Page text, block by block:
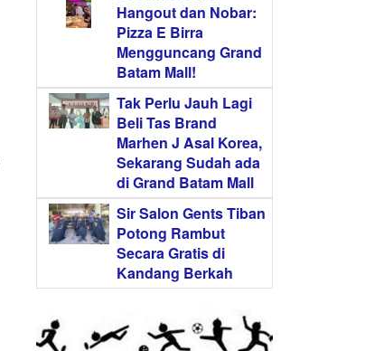
Hangout dan Nobar:
Pizza E Birra
Mengguncang Grand
Batam Mall!
Tak Perlu Jauh Lagi
Beli Tas Brand
Marhen J Asal Korea,
Sekarang Sudah ada
di Grand Batam Mall
Sir Salon Gents Tiban
Potong Rambut
Secara Gratis di
Kandang Berkah